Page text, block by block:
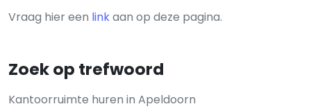
Vraag hier een linkaan op deze pagina.
Zoek op trefwoord
Kantoorruimte huren in Apeldoorn